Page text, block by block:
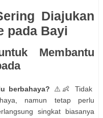
Diajukan
pada Bayi
Membantu
berbahaya? ⚠️👶 Tidak
namun tetap perlu
singkat biasanya